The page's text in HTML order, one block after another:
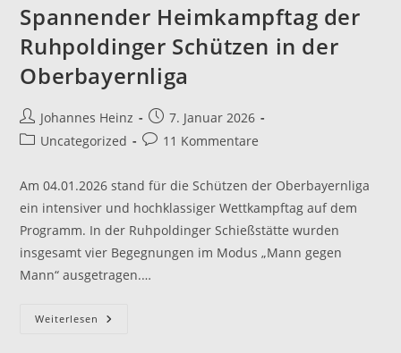
Spannender Heimkampftag der
Ruhpoldinger Schützen in der
Oberbayernliga
Beitrags-
Autor:
Johannes Heinz
Beitrag
veröffentlicht:
7. Januar 2026
Beitrags-
Uncategorized
Beitrags-
11 Kommentare
Am 04.01.2026 stand für die Schützen der Oberbayernliga
ein intensiver und hochklassiger Wettkampftag auf dem
Programm. In der Ruhpoldinger Schießstätte wurden
insgesamt vier Begegnungen im Modus „Mann gegen
Mann“ ausgetragen.…
Weiterlesen Spannender